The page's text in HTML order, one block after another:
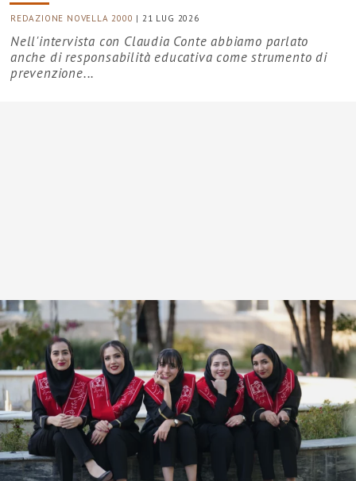
REDAZIONE NOVELLA 2000 | 21 LUG 2026
Nell'intervista con Claudia Conte abbiamo parlato
anche di responsabilità educativa come strumento di
prevenzione...